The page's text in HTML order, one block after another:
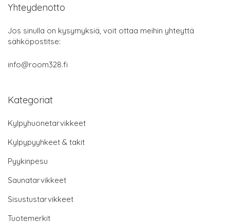
Yhteydenotto
Jos sinulla on kysymyksiä, voit ottaa meihin yhteyttä
sähköpostitse:
info@room328.fi
Kategoriat
Kylpyhuonetarvikkeet
Kylpypyyhkeet & takit
Pyykinpesu
Saunatarvikkeet
Sisustustarvikkeet
Tuotemerkit